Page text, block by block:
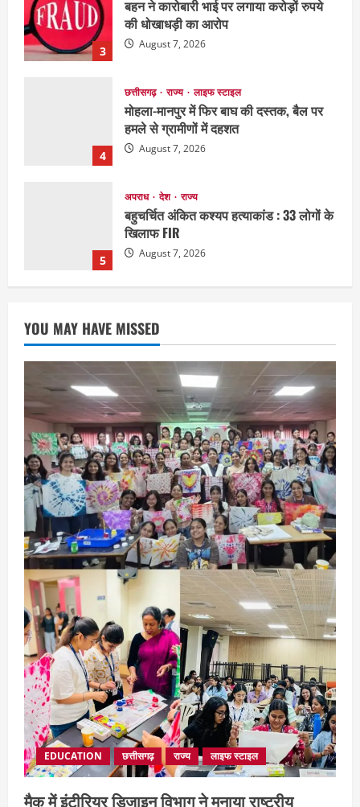
4
मोहला-मानपुर में फिर बाघ की दस्तक, बैल पर
हमले से ग्रामीणों में दहशत
August 7, 2026
5
अपराध देश राज्य
बहुचर्चित अंकित कश्यप हत्याकांड : 33 लोगों के
खिलाफ FIR
August 7, 2026
1
EDUCATION छत्तीसगढ़
मैक में इंटीरियर डिजाइन विभाग ने मनाया
राष्ट्रीय हथकरघा दिवस
August 7, 2026
2
एक रक्तदान , दोस्ती के नाम
August 7, 2026
3
अपराध छत्तीसगढ़
बहन ने कारोबारी भाई पर लगाया करोड़ों रुपये
की धोखाधड़ी का आरोप
August 7, 2026
4
छत्तीसगढ़ राज्य लाइफ स्टाइल
मोहला-मानपुर में फिर बाघ की दस्तक, बैल पर
हमले से ग्रामीणों में दहशत
August 7, 2026
YOU MAY HAVE MISSED
EDUCATION छत्तीसगढ़ राज्य लाइफ स्टाइल
मैक में इंटीरियर डिजाइन विभाग ने मनाया राष्ट्रीय